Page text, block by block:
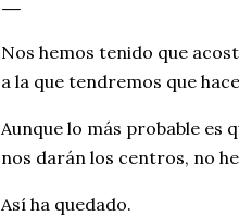
Nos hemos tenido que
a la que tendremos que
Aunque lo más probable es
nos darán los centros, no
Así ha quedado.